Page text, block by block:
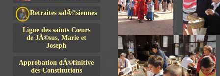
Retraites salÃ©siennes
Ligue des saints Cœurs
de JÃ©sus, Marie et
Joseph
Approbation dÃ©finitive
des Constitutions